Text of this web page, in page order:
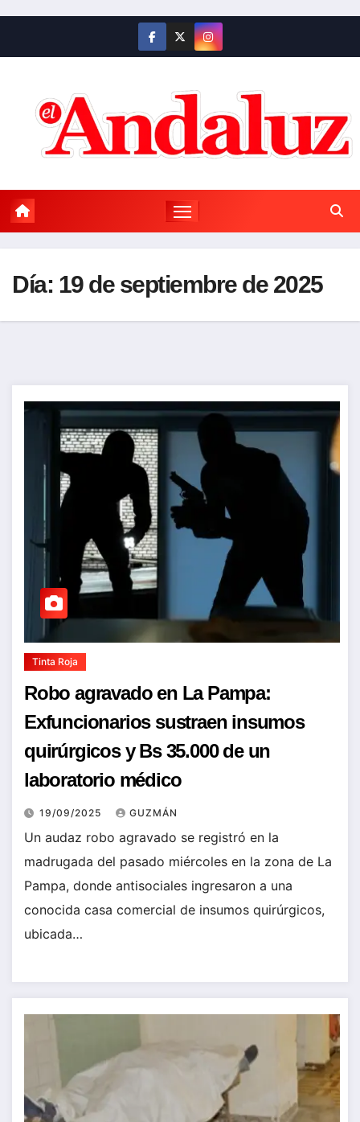
contenido
Día: 19 de septiembre de 2025
Tinta Roja
Robo agravado en La Pampa:
Exfuncionarios sustraen insumos
quirúrgicos y Bs 35.000 de un
laboratorio médico
19/09/2025 GUZMÁN
Un audaz robo agravado se registró en la
madrugada del pasado miércoles en la zona de La
Pampa, donde antisociales ingresaron a una
conocida casa comercial de insumos quirúrgicos,
ubicada…